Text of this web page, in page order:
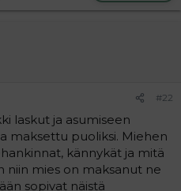
#22
laskut ja asumiseen
maksettu puoliksi. Miehen
kännykät ja mitä
niin mies on maksanut ne
sopivat näistä